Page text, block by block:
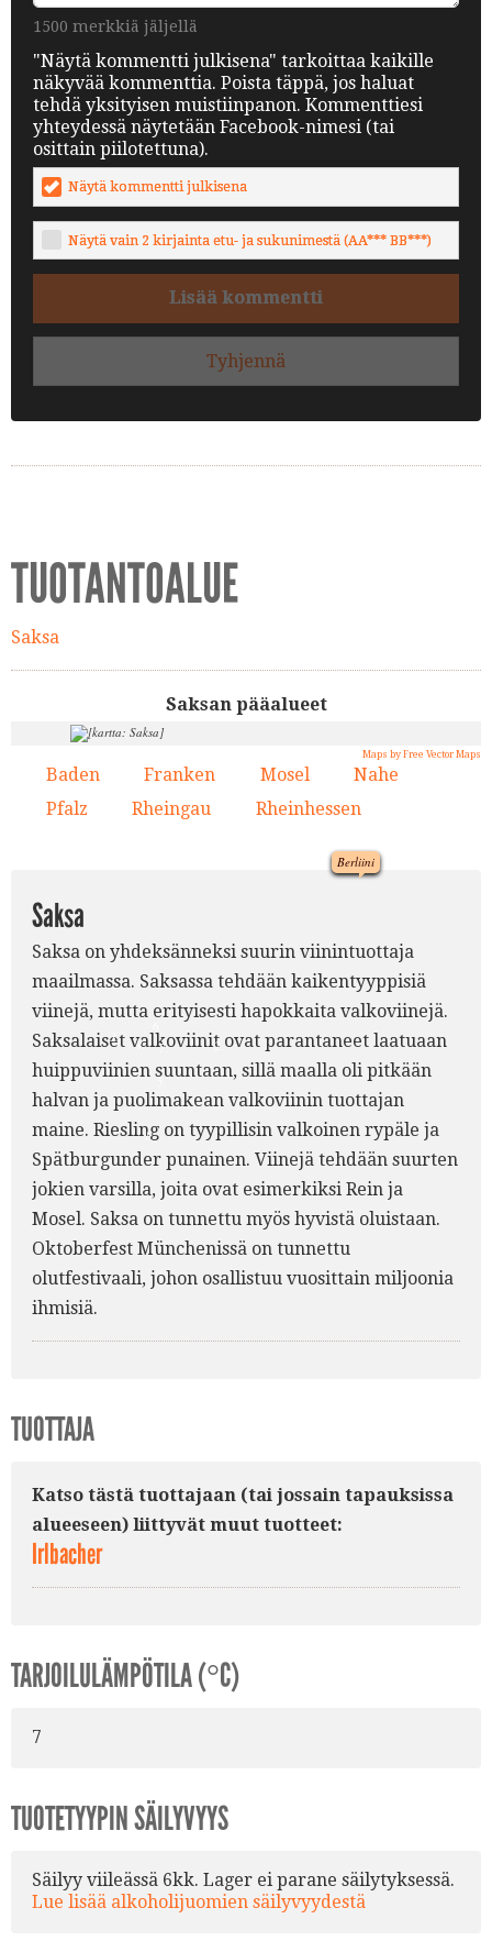
1500 merkkiä jäljellä
"Näytä kommentti julkisena" tarkoittaa kaikille
näkyvää kommenttia. Poista täppä, jos haluat
tehdä yksityisen muistiinpanon. Kommenttiesi
yhteydessä näytetään Facebook-nimesi (tai
osittain piilotettuna).
Näytä kommentti julkisena
Näytä vain 2 kirjainta etu- ja sukunimestä (AA*** BB***)
Lisää kommentti
Tyhjennä
TUOTANTOALUE
Saksa
Saksan pääalueet
Berliini
1.
2.
3. 4.
5.
7.
Maps by Free Vector Maps
Baden Franken Mosel Nahe
Pfalz Rheingau Rheinhessen
Saksa
Saksa on yhdeksänneksi suurin viinintuottaja
maailmassa. Saksassa tehdään kaikentyyppisiä
viinejä, mutta erityisesti hapokkaita valkoviinejä.
Saksalaiset valkoviinit ovat parantaneet laatuaan
huippuviinien suuntaan, sillä maalla oli pitkään
halvan ja puolimakean valkoviinin tuottajan
maine. Riesling on tyypillisin valkoinen rypäle ja
Spätburgunder punainen. Viinejä tehdään suurten
jokien varsilla, joita ovat esimerkiksi Rein ja
Mosel. Saksa on tunnettu myös hyvistä oluistaan.
Oktoberfest Münchenissä on tunnettu
olutfestivaali, johon osallistuu vuosittain miljoonia
ihmisiä.
TUOTTAJA
Katso tästä tuottajaan (tai jossain tapauksissa
alueeseen) liittyvät muut tuotteet:
Irlbacher
TARJOILULÄMPÖTILA (°C)
7
TUOTETYYPIN SÄILYVYYS
Säilyy viileässä 6kk. Lager ei parane säilytyksessä.
Lue lisää alkoholijuomien säilyvyydestä